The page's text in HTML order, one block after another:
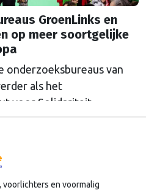
GroenLinks en
op meer soortgelijke
onderzoeksbureaus van
als het
voor Solidariteit.
wel een aantal ego's over
springen", zegt zij.
voorlichters en voormalig